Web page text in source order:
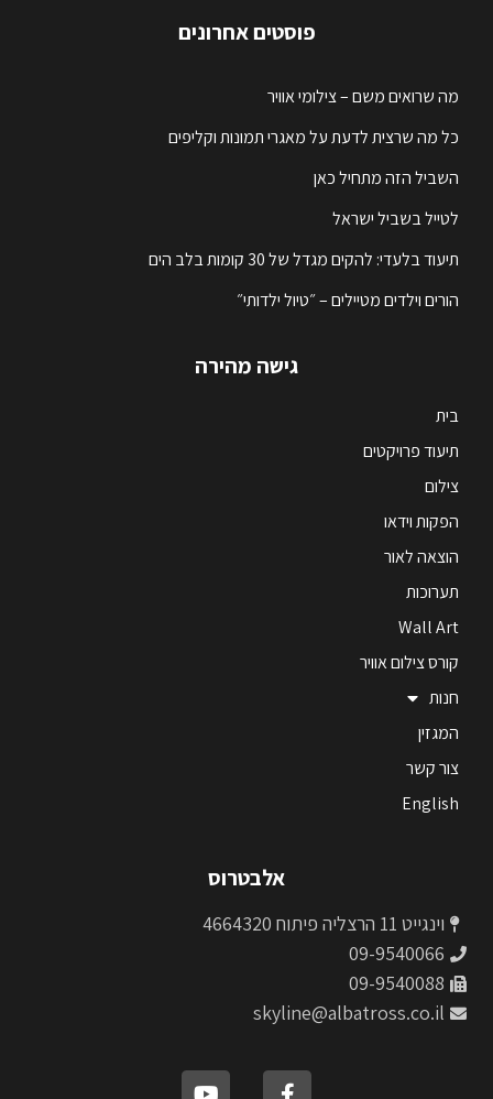
פוסטים אחרונים
מה שרואים משם – צילומי אוויר
כל מה שרצית לדעת על מאגרי תמונות וקליפים
השביל הזה מתחיל כאן
לטייל בשביל ישראל
תיעוד בלעדי: להקים מגדל של 30 קומות בלב הים
הורים וילדים מטיילים – ״טיול ילדותי״
גישה מהירה
בית
תיעוד פרויקטים
צילום
הפקות וידאו
הוצאה לאור
תערוכות
Wall Art
קורס צילום אוויר
חנות
המגזין
צור קשר
English
אלבטרוס
וינגייט 11 הרצליה פיתוח 4664320
09-9540066
09-9540088
skyline@albatross.co.il